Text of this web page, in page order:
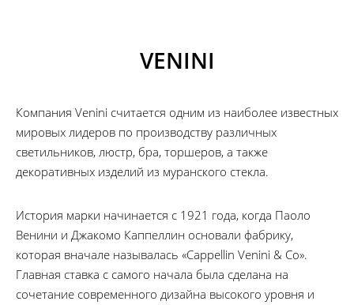
VENINI
Компания Venini считается одним из наиболее известных
мировых лидеров по производству различных
светильников, люстр, бра, торшеров, а также
декоративных изделий из муранского стекла.
История марки начинается с 1921 года, когда Паоло
Венини и Джакомо Каппеллин основали фабрику,
которая вначале называлась «Cappellin Venini & Co».
Главная ставка с самого начала была сделана на
сочетание современного дизайна высокого уровня и